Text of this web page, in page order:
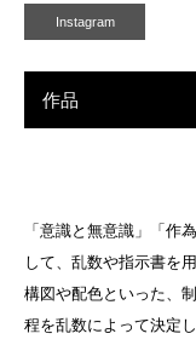
Instagram
作品
「意識と無意識」「作
して、乱数や指示書を
構図や配色といった、
程を乱数によって決定